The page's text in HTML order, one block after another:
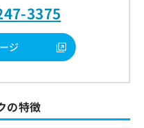
3375
ジ
の特徴